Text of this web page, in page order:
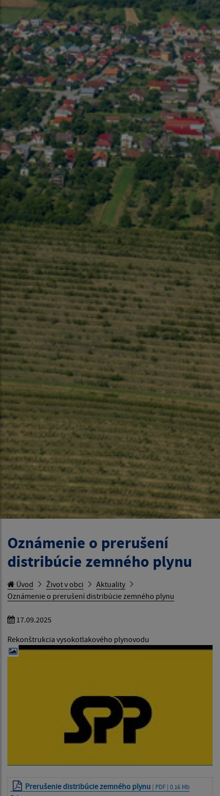
Oznámenie o prerušení
distribúcie zemného plynu
Úvod Život v obci
Aktuality
Oznámenie o prerušení distribúcie zemného plynu
17.09.2025
Rekonštrukcia vysokotlakového plynovodu
Prerušenie distribúcie zemného plynu | PDF | 0.16 Mb